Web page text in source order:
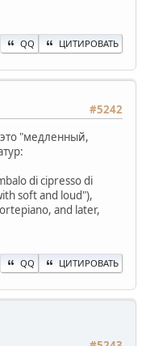
QQ ЦИТИРОВАТЬ
#5242
"медленный,
di cipresso di
soft and loud"),
and later,
QQ ЦИТИРОВАТЬ